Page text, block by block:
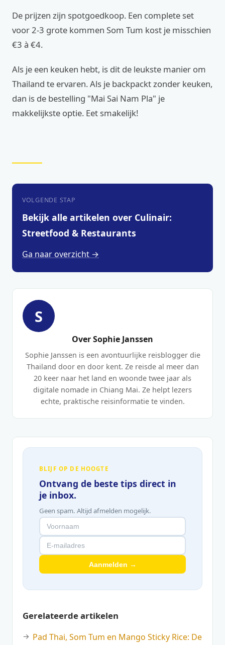
De prijzen zijn spotgoedkoop. Een complete set
voor 2-3 grote kommen Som Tum kost je misschien
€3 à €4.
Als je een keuken hebt, is dit de leukste manier om
Thailand te ervaren. Als je backpackt zonder keuken,
dan is de bestelling "Mai Sai Nam Pla" je
makkelijkste optie. Eet smakelijk!
VOLGENDE STAP
Bekijk alle artikelen over Culinair:
Streetfood & Restaurants
Ga naar overzicht →
S
Over Sophie Janssen
Sophie Janssen is een avontuurlijke reisblogger die
Thailand door en door kent. Ze reisde al meer dan
20 keer naar het land en woonde twee jaar als
digitale nomade in Chiang Mai. Ze helpt lezers
echte, praktische reisinformatie te vinden.
BLIJF OP DE HOOGTE
Ontvang de beste tips direct in
je inbox.
Geen spam. Altijd afmelden mogelijk.
Aanmelden →
Gerelateerde artikelen
Pad Thai, Som Tum en Mango Sticky Rice: De